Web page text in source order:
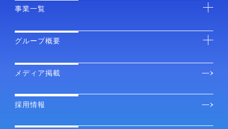
事業一覧
グループ概要
メディア掲載
採用情報